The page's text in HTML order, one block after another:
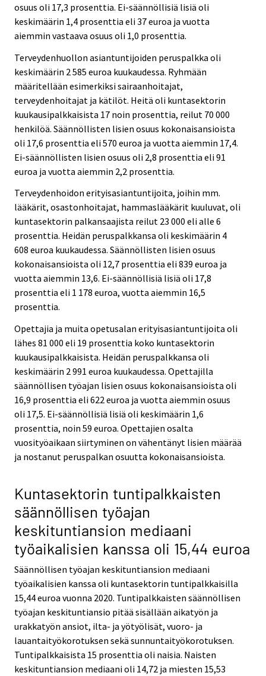
osuus oli 17,3 prosenttia. Ei-säännöllisiä lisiä oli
keskimäärin 1,4 prosenttia eli 37 euroa ja vuotta
aiemmin vastaava osuus oli 1,0 prosenttia.
Terveydenhuollon asiantuntijoiden peruspalkka oli
keskimäärin 2 585 euroa kuukaudessa. Ryhmään
määritellään esimerkiksi sairaanhoitajat,
terveydenhoitajat ja kätilöt. Heitä oli kuntasektorin
kuukausipalkkaisista 17 noin prosenttia, reilut 70 000
henkilöä. Säännöllisten lisien osuus kokonaisansioista
oli 17,6 prosenttia eli 570 euroa ja vuotta aiemmin 17,4.
Ei-säännöllisten lisien osuus oli 2,8 prosenttia eli 91
euroa ja vuotta aiemmin 2,2 prosenttia.
Terveydenhoidon erityisasiantuntijoita, joihin mm.
lääkärit, osastonhoitajat, hammaslääkärit kuuluvat, oli
kuntasektorin palkansaajista reilut 23 000 eli alle 6
prosenttia. Heidän peruspalkkansa oli keskimäärin 4
608 euroa kuukaudessa. Säännöllisten lisien osuus
kokonaisansioista oli 12,7 prosenttia eli 839 euroa ja
vuotta aiemmin 13,6. Ei-säännöllisiä lisiä oli 17,8
prosenttia eli 1 178 euroa, vuotta aiemmin 16,5
prosenttia.
Opettajia ja muita opetusalan erityisasiantuntijoita oli
lähes 81 000 eli 19 prosenttia koko kuntasektorin
kuukausipalkkaisista. Heidän peruspalkkansa oli
keskimäärin 2 991 euroa kuukaudessa. Opettajilla
säännöllisen työajan lisien osuus kokonaisansioista oli
16,9 prosenttia eli 622 euroa ja vuotta aiemmin osuus
oli 17,5. Ei-säännöllisiä lisiä oli keskimäärin 1,6
prosenttia, noin 59 euroa. Opettajien osalta
vuosityöaikaan siirtyminen on vähentänyt lisien määrää
ja nostanut peruspalkan osuutta kokonaisansioista.
Kuntasektorin tuntipalkkaisten
säännöllisen työajan
keskituntiansion mediaani
työaikalisien kanssa oli 15,44 euroa
Säännöllisen työajan keskituntiansion mediaani
työaikalisien kanssa oli kuntasektorin tuntipalkkaisilla
15,44 euroa vuonna 2020. Tuntipalkkaisten säännöllisen
työajan keskituntiansio pitää sisällään aikatyön ja
urakkatyön ansiot, ilta- ja yötyölisät, vuoro- ja
lauantaityökorotuksen sekä sunnuntaityökorotuksen.
Tuntipalkkaisista 15 prosenttia oli naisia. Naisten
keskituntiansion mediaani oli 14,72 ja miesten 15,53